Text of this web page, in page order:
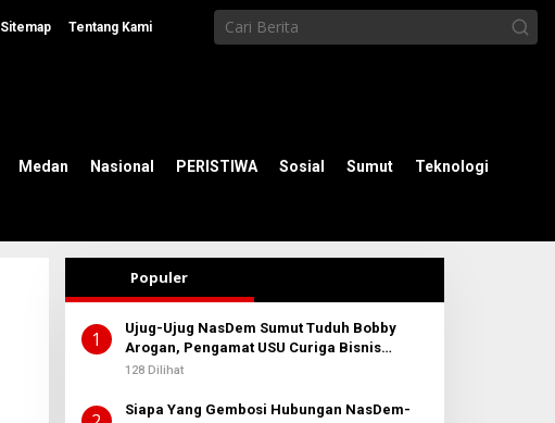
Sitemap Tentang Kami
Medan Nasional PERISTIWA Sosial Sumut Teknologi
Populer
1
Ujug-Ujug NasDem Sumut Tuduh Bobby
Arogan, Pengamat USU Curiga Bisnis
Reklame
128 Dilihat
Siapa Yang Gembosi Hubungan NasDem-